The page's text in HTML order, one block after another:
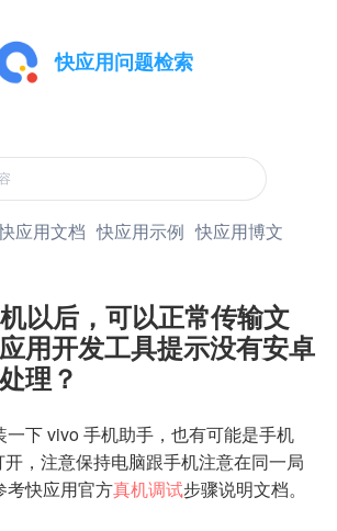
快应用问题检索
应用文档 快应用示例 快应用博文
以后，可以正常传输文
用开发工具提示没有安卓
理？
一下 vivo 手机助手，也有可能是手机
，注意保持电脑跟手机注意在同一局
考快应用官方真机调试步骤说明文档。